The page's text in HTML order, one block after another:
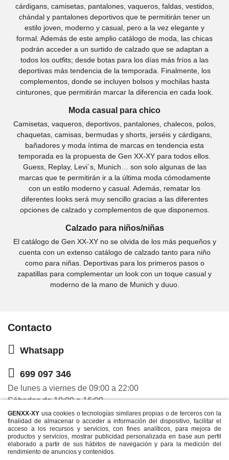
GENXX-XY usa cookies o tecnologías similares propias o de terceros con la
finalidad de almacenar o acceder a información del dispositivo, facilitar el
acceso a los recursos y servicios, con fines analíticos, para mejora de
productos y servicios, mostrar publicidad personalizada en base aun perfil
elaborado a partir de sus hábitos de navegación y para la medición del
rendimiento de anuncios y contenidos.
cárdigans, camisetas, pantalones, vaqueros, faldas, vestidos,
chándal y pantalones deportivos que te permitirán tener un
estilo joven, moderno y casual, pero a la vez elegante y
formal. Además de este amplio catálogo de moda, las chicas
podrán acceder a un surtido de calzado que se adaptan a
todos los outfits; desde botas para los días más fríos a las
deportivas más tendencia de la temporada. Finalmente, los
complementos, donde se incluyen bolsos y mochilas hasta
cinturones, que permitirán marcar la diferencia en cada look.
Moda casual para chico
Camisetas, vaqueros, deportivos, pantalones, chalecos, polos,
chaquetas, camisas, bermudas y shorts, jerséis y cárdigans,
bañadores y moda íntima de marcas en tendencia esta
temporada es la propuesta de Gen XX-XY para todos ellos.
Guess, Replay, Levi´s, Munich… son solo algunas de las
marcas que te permitirán ir a la última moda cómodamente
con un estilo moderno y casual. Además, rematar los
diferentes looks será muy sencillo gracias a las diferentes
opciones de calzado y complementos de que disponemos.
Calzado para niños/niñas
El catálogo de Gen XX-XY no se olvida de los más pequeños y
cuenta con un extenso catálogo de calzado tanto para niño
como para niñas. Deportivas para los primeros pasos o
zapatillas para complementar un look con un toque casual y
moderno de la mano de Munich y duuo.
Contacto
Whatsapp
699 097 346
De lunes a viernes de 09:00 a 22:00
Sábados de 10:00 a 16:00
Ayuda
Empresa